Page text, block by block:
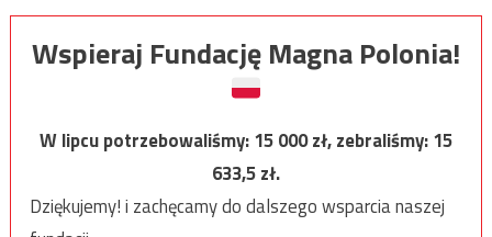
Wspieraj Fundację Magna Polonia!
W lipcu potrzebowaliśmy:15 000zł, zebraliśmy:15
633,5zł.
Dziękujemy! i zachęcamy do dalszego wsparcia naszej